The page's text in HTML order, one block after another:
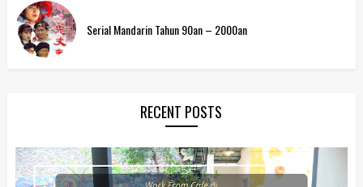
Serial Mandarin Tahun 90an – 2000an
RECENT POSTS